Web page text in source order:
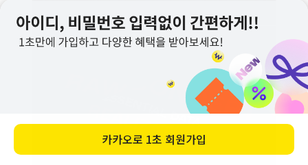
카카오로 1초 회원가입